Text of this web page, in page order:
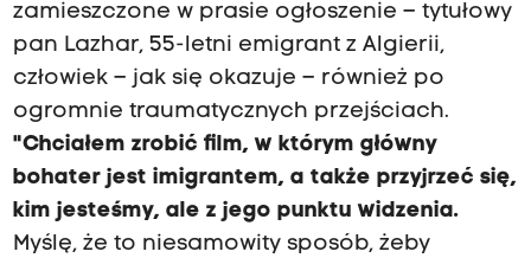
zamieszczone w prasie ogłoszenie – tytułowy
pan Lazhar, 55-letni emigrant z Algierii,
człowiek – jak się okazuje – również po
ogromnie traumatycznych przejściach.
"Chciałem zrobić film, w którym główny
bohater jest imigrantem, a także przyjrzeć się,
kim jesteśmy, ale z jego punktu widzenia.
Myślę, że to niesamowity sposób, żeby